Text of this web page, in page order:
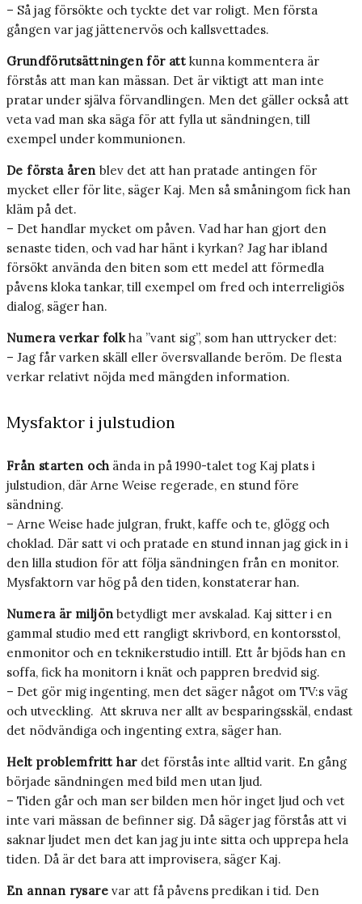
– Så jag försökte och tyckte det var roligt. Men första
gången var jag jättenervös och kallsvettades.
Grundförutsättningen för att kunna kommentera är
förstås att man kan mässan. Det är viktigt att man inte
pratar under själva förvandlingen. Men det gäller också att
veta vad man ska säga för att fylla ut sändningen, till
exempel under kommunionen.
De första åren blev det att han pratade antingen för
mycket eller för lite, säger Kaj. Men så småningom fick han
kläm på det.
– Det handlar mycket om påven. Vad har han gjort den
senaste tiden, och vad har hänt i kyrkan? Jag har ibland
försökt använda den biten som ett medel att förmedla
påvens kloka tankar, till exempel om fred och interreligiös
dialog, säger han.
Numera verkar folkha ”vant sig”, som han uttrycker det:
– Jag får varken skäll eller översvallande beröm. De flesta
verkar relativt nöjda med mängden information.
Mysfaktor i julstudion
Från starten och ända in på 1990-talet tog Kaj plats i
julstudion, där Arne Weise regerade, en stund före
sändning.
– Arne Weise hade julgran, frukt, kaffe och te, glögg och
choklad. Där satt vi och pratade en stund innan jag gick in i
den lilla studion för att följa sändningen från en monitor.
Mysfaktorn var hög på den tiden, konstaterar han.
Numera är miljön betydligt mer avskalad. Kaj sitter i en
gammal studio med ett rangligt skrivbord, en kontorsstol,
enmonitor och en teknikerstudio intill. Ett år bjöds han en
soffa, fick ha monitorn i knät och pappren bredvid sig.
– Det gör mig ingenting, men det säger något om TV:s väg
och utveckling. Att skruva ner allt av besparingsskäl, endast
det nödvändiga och ingenting extra, säger han.
Helt problemfritt har det förstås inte alltid varit. En gång
började sändningen med bild men utan ljud.
– Tiden går och man ser bilden men hör inget ljud och vet
inte vari mässan de befinner sig. Då säger jag förstås att vi
saknar ljudet men det kan jag ju inte sitta och upprepa hela
tiden. Då är det bara att improvisera, säger Kaj.
En annan rysare var att få påvens predikan i tid. Den